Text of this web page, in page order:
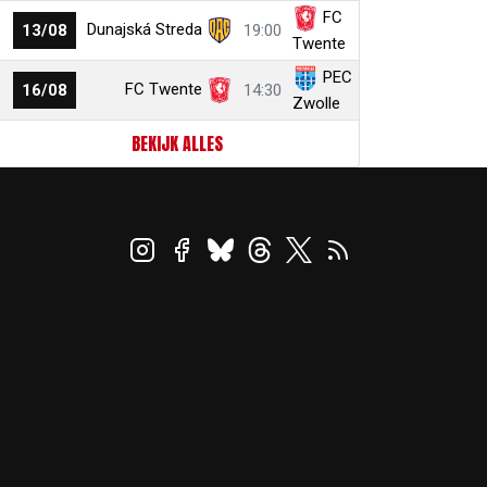
13/08 Dunajská Streda 19:00
FC
Twente
16/08 FC Twente 14:30
PEC
Zwolle
BEKIJK ALLES